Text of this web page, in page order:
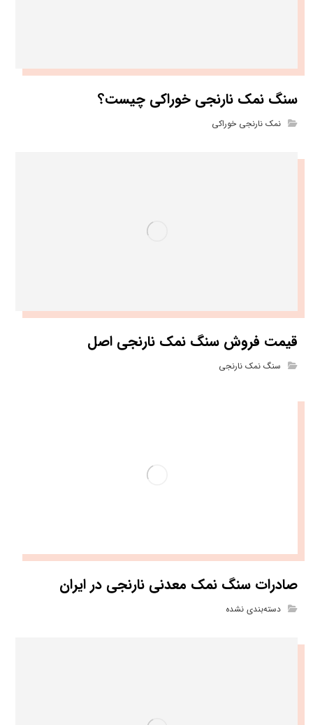
سنگ نمک نارنجی خوراکی چیست؟
نمک نارنجی خوراکی
قیمت فروش سنگ نمک نارنجی اصل
سنگ نمک نارنجی
صادرات سنگ نمک معدنی نارنجی در ایران
دسته‌بندی نشده